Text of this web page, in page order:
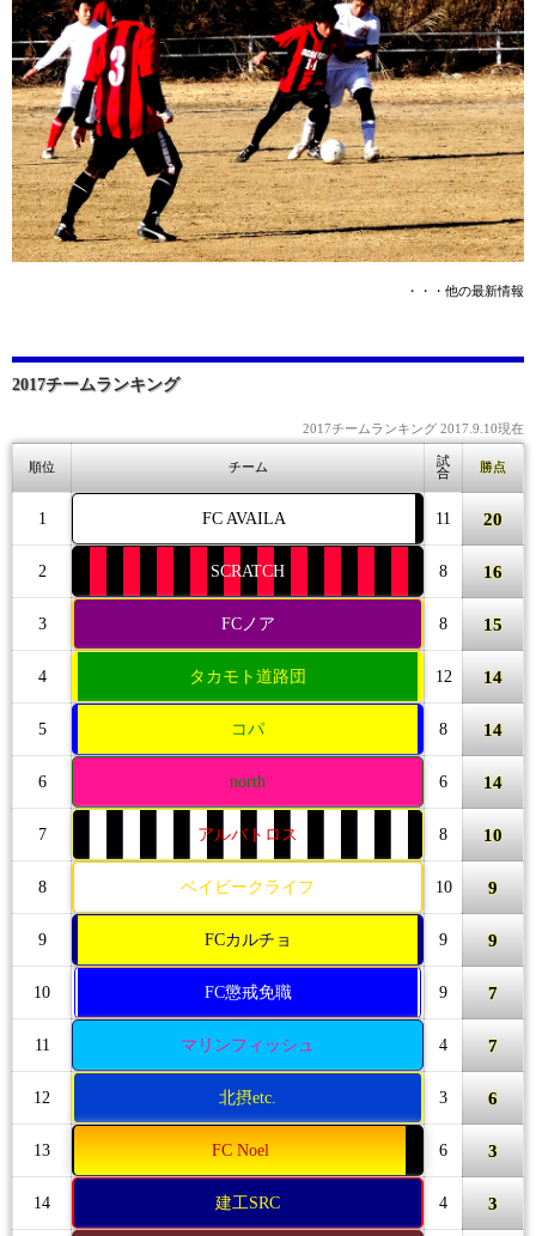
・・・他の最新情報
2017チームランキング
2017チームランキング 2017.9.10現在
順位 チーム
試
合
勝点
1 FC AVAILA 11 20
2 SCRATCH 8 16
3 FCノア 8 15
4 タカモト道路団 12 14
5 コパ 8 14
6 north 6 14
7 アルバトロス 8 10
8 ベイビークライフ 10 9
9 FCカルチョ 9 9
10 FC懲戒免職 9 7
11 マリンフィッシュ 4 7
12 北摂etc. 3 6
13 FC Noel 6 3
14 建工SRC 4 3